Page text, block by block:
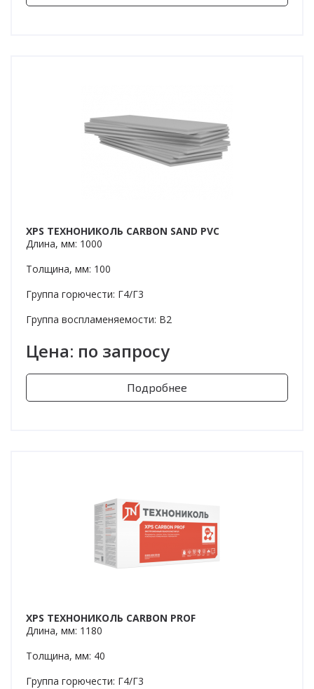
XPS ТЕХНОНИКОЛЬ CARBON SAND PVC
Длина, мм: 1000
Толщина, мм: 100
Группа горючести: Г4/Г3
Группа воспламеняемости: В2
Цена: по запросу
Подробнее
XPS ТЕХНОНИКОЛЬ CARBON PROF
Длина, мм: 1180
Толщина, мм: 40
Группа горючести: Г4/Г3